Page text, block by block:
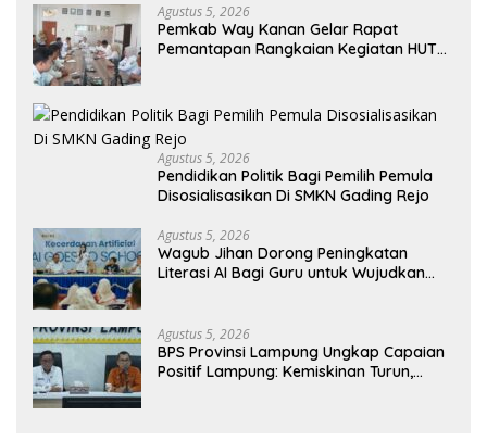
Agustus 5, 2026
Pemkab Way Kanan Gelar Rapat
Pemantapan Rangkaian Kegiatan HUT
Agustus 5, 2026
Pendidikan Politik Bagi Pemilih Pemula
Disosialisasikan Di SMKN Gading Rejo
Agustus 5, 2026
Wagub Jihan Dorong Peningkatan
Literasi AI Bagi Guru untuk Wujudkan
Agustus 5, 2026
BPS Provinsi Lampung Ungkap Capaian
Positif Lampung: Kemiskinan Turun,